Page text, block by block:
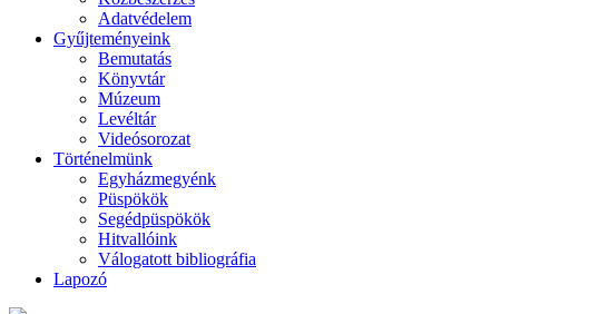
Adatvédelem
Gyűjteményeink
Bemutatás
Könyvtár
Múzeum
Levéltár
Videósorozat
Történelmünk
Egyházmegyénk
Püspökök
Segédpüspökök
Hitvallóink
Válogatott bibliográfia
Lapozó